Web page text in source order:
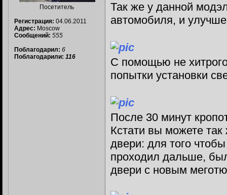
Посетитель
Регистрация: 04.06.2011
Адрес: Moscow
Сообщений: 555
Поблагодарил: 6
Поблагодарили: 116
Так же у данной
автомобиля, и
С помощью не
попытки установки
После 30 минут
Кстати вы можете
двери: для того
проходил дальше,
двери с новым